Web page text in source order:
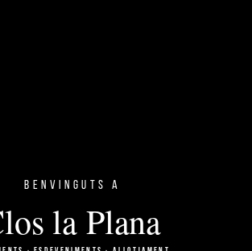
Benvinguts a
la Plana